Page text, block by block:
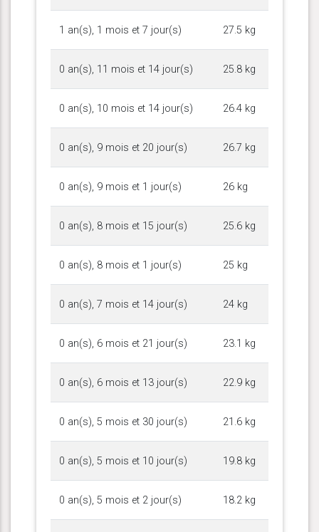
1 an(s), 1 mois et 7 jour(s) 27.5 kg
0 an(s), 11 mois et 14 jour(s) 25.8 kg
0 an(s), 10 mois et 14 jour(s) 26.4 kg
0 an(s), 9 mois et 20 jour(s) 26.7 kg
0 an(s), 9 mois et 1 jour(s) 26 kg
0 an(s), 8 mois et 15 jour(s) 25.6 kg
0 an(s), 8 mois et 1 jour(s) 25 kg
0 an(s), 7 mois et 14 jour(s) 24 kg
0 an(s), 6 mois et 21 jour(s) 23.1 kg
0 an(s), 6 mois et 13 jour(s) 22.9 kg
0 an(s), 5 mois et 30 jour(s) 21.6 kg
0 an(s), 5 mois et 10 jour(s) 19.8 kg
0 an(s), 5 mois et 2 jour(s) 18.2 kg